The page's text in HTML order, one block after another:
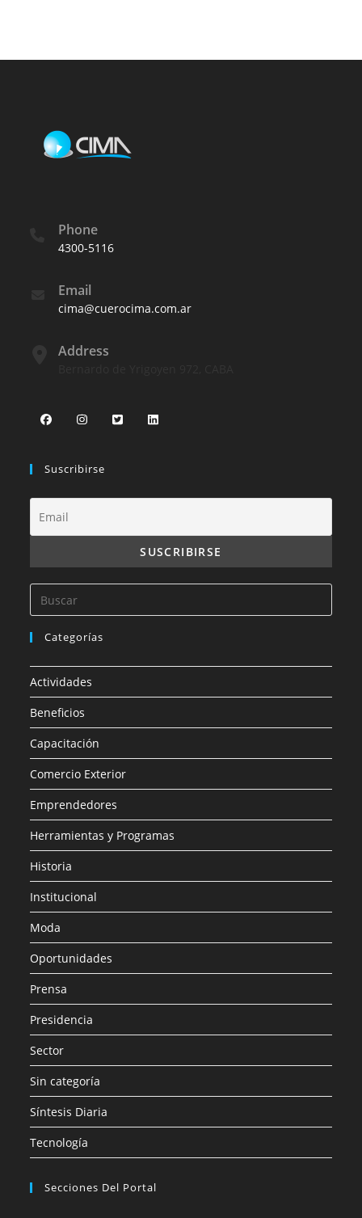
Phone
4300-5116
Email
cima@cuerocima.com.ar
Address
Suscribirse
Categorías
Actividades
Beneficios
Capacitación
Comercio Exterior
Emprendedores
Herramientas y Programas
Historia
Institucional
Moda
Oportunidades
Prensa
Presidencia
Sector
Sin categoría
Síntesis Diaria
Tecnología
Secciones Del Portal